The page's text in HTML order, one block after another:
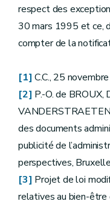
respect des
30 mars 1995 et ce,
compter de la
[1] C.C., 25
[2] P.-O. de BROUX,
des documents
publicité de
perspectives,
[3] Projet de loi
relatives au bien-être